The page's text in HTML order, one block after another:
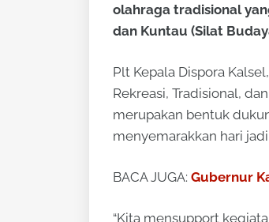
olahraga tradisional
dan Kuntau (Silat
Plt Kepala Dispora
Rekreasi, Tradisional,
merupakan bentuk
menyemarakkan hari
BACA JUGA: Gubernur
“Kita mensupport